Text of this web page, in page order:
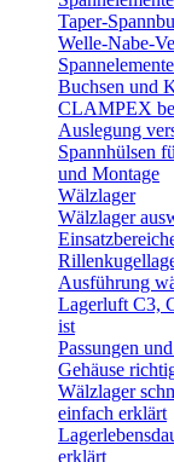
Taper-
Welle-Nabe-
Buchsen und
CLAMPEX
Auslegung
Spannhülsen
und Montage
Wälzlager
Wälzlager
Ausführung
Lagerluft C3,
ist
Passungen
Gehäuse
Wälzlager
einfach erklärt
erklärt